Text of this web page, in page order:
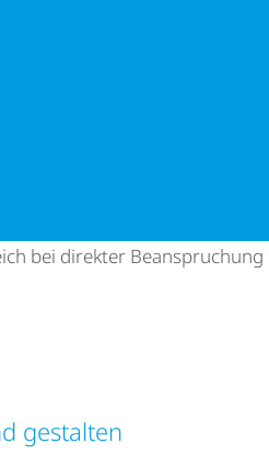
bei direkter Beanspruchung
gestalten